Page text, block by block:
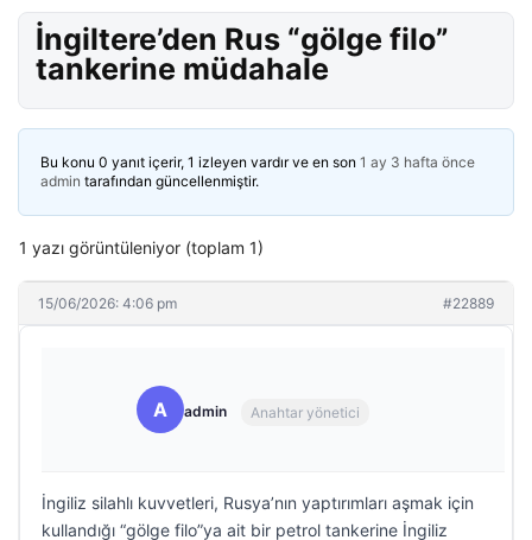
İngiltere’den Rus “gölge filo”
tankerine müdahale
Bu konu 0 yanıt içerir, 1 izleyen vardır ve en son 1 ay 3 hafta önce
admin tarafından güncellenmiştir.
1 yazı görüntüleniyor (toplam 1)
15/06/2026: 4:06 pm #22889
A admin Anahtar yönetici
İngiliz silahlı kuvvetleri, Rusya’nın yaptırımları aşmak için
kullandığı “gölge filo”ya ait bir petrol tankerine İngiliz